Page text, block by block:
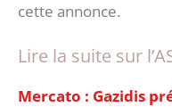
cette annonce.
Lire la suite sur
Mercato : Gazidis